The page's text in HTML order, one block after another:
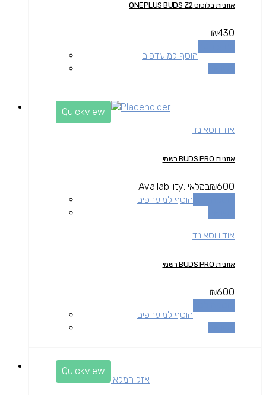
אוזניות בלוטוס ONEPLUS BUDS Z2
₪430
הוסף למועדפים
Quickview
אודיו וסאונד
אוזניות BUDS PRO רשמי
₪600
Availability: במלאי
הוסף למועדפים
אודיו וסאונד
אוזניות BUDS PRO רשמי
₪600
הוסף למועדפים
Quickview
אזל המלאי